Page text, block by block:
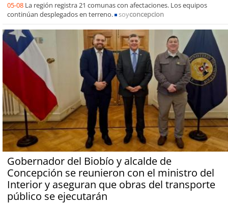
05-08 La región registra 21 comunas con afectaciones. Los equipos
continúan desplegados en terreno.
soyconcepcion
Gobernador del Biobío y alcalde de
Concepción se reunieron con el ministro del
Interior y aseguran que obras del transporte
público se ejecutarán